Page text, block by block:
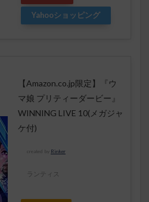
Yahooショッピング
【Amazon.co.jp限定】『ウ
マ娘 プリティーダービー』
WINNING LIVE 10(メガジャ
ケ付)
created by Rinker
ランティス